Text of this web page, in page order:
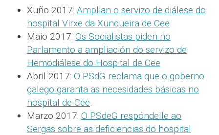
Xuño 2017: Amplian o servizo de diálese do
hospital Virxe da Xunqueira de Cee
Maio 2017: Os Socialistas piden no
Parlamento a ampliación do servizo de
Hemodiálese do Hospital de Cee
Abril 2017: O PSdG reclama que o goberno
galego garanta as necesidades básicas no
hospital de Cee
Marzo 2017: O PSdeG respóndelle ao
Sergas sobre as deficiencias do hospital